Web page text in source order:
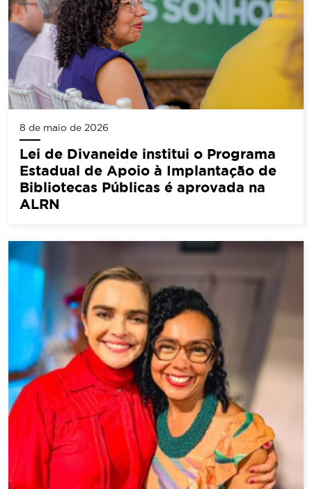
8 de maio de 2026
Lei de Divaneide institui o Programa
Estadual de Apoio à Implantação de
Bibliotecas Públicas é aprovada na
ALRN